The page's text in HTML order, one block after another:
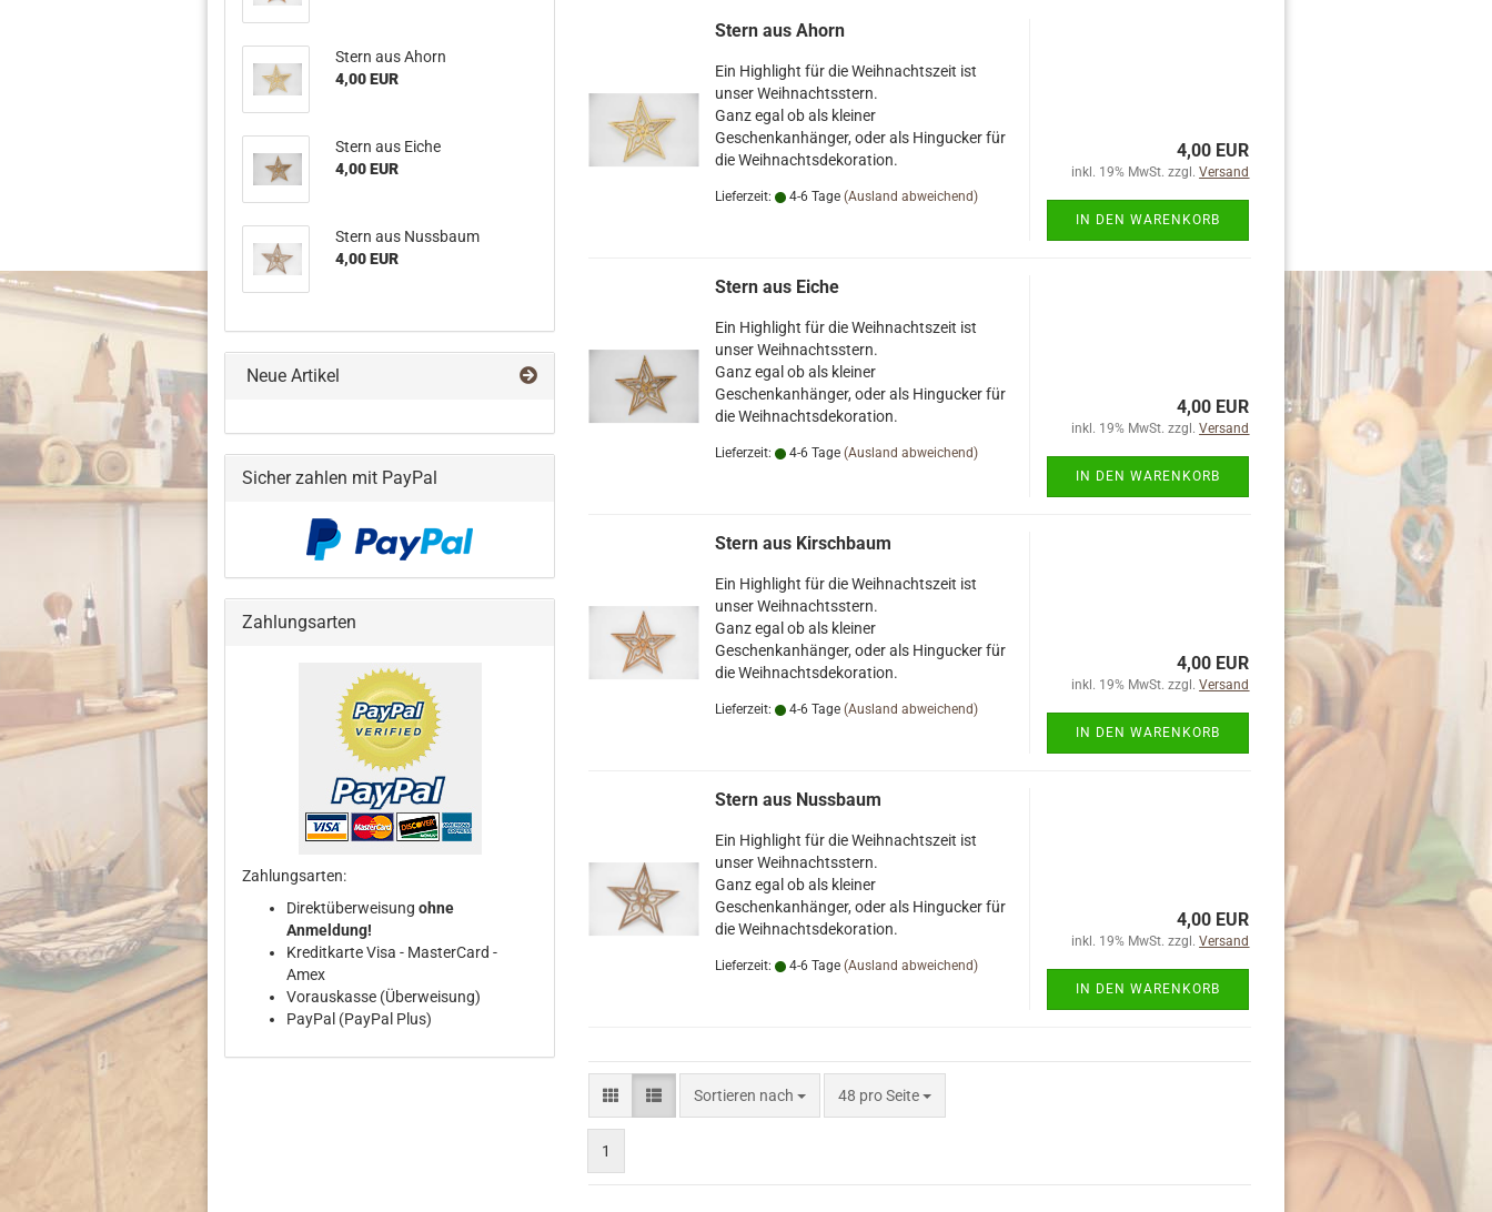
Stern aus Ahorn
Ein Highlight für die Weihnachtszeit ist
unser Weihnachtsstern.
Ganz egal ob als kleiner
Geschenkanhänger, oder als Hingucker für
die Weihnachtsdekoration.
Lieferzeit: 4-6 Tage (Ausland abweichend)
4,00 EUR
inkl. 19% MwSt. zzgl.Versand
IN DEN WARENKORB
Stern aus Eiche
Ein Highlight für die Weihnachtszeit ist
unser Weihnachtsstern.
Ganz egal ob als kleiner
Geschenkanhänger, oder als Hingucker für
die Weihnachtsdekoration.
Lieferzeit: 4-6 Tage (Ausland abweichend)
4,00 EUR
inkl. 19% MwSt. zzgl.Versand
IN DEN WARENKORB
Stern aus Kirschbaum
Ein Highlight für die Weihnachtszeit ist
unser Weihnachtsstern.
Ganz egal ob als kleiner
Geschenkanhänger, oder als Hingucker für
die Weihnachtsdekoration.
Lieferzeit: 4-6 Tage (Ausland abweichend)
4,00 EUR
inkl. 19% MwSt. zzgl.Versand
IN DEN WARENKORB
Stern aus Nussbaum
Ein Highlight für die Weihnachtszeit ist
unser Weihnachtsstern.
Ganz egal ob als kleiner
Geschenkanhänger, oder als Hingucker für
die Weihnachtsdekoration.
Lieferzeit: 4-6 Tage (Ausland abweichend)
4,00 EUR
inkl. 19% MwSt. zzgl.Versand
IN DEN WARENKORB
Sortieren nach
Sortieren nach 48 pro Seite
pro Seite
1
Stern aus Ahorn
4,00 EUR
Stern aus Eiche
4,00 EUR
Stern aus Nussbaum
4,00 EUR
Neue Artikel
Sicher zahlen mit PayPal
Zahlungsarten
Zahlungsarten:
Direktüberweisung ohne
Anmeldung!
Kreditkarte Visa - MasterCard -
Amex
Vorauskasse (Überweisung)
PayPal (PayPal Plus)